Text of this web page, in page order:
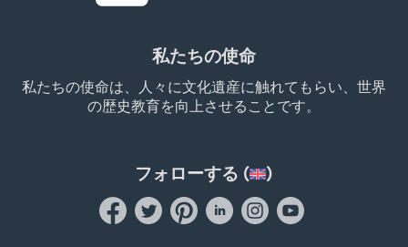
私たちの使命
私たちの使命は、人々に文化遺産に触れてもらい、世界
の歴史教育を向上させることです。
フォローする ( )